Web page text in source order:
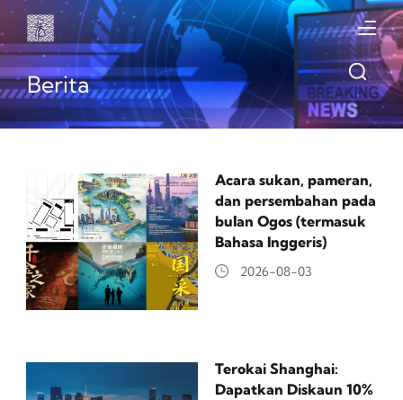
Berita
Acara sukan, pameran,
dan persembahan pada
bulan Ogos (termasuk
Bahasa Inggeris)
2026-08-03
Terokai Shanghai:
Dapatkan Diskaun 10%